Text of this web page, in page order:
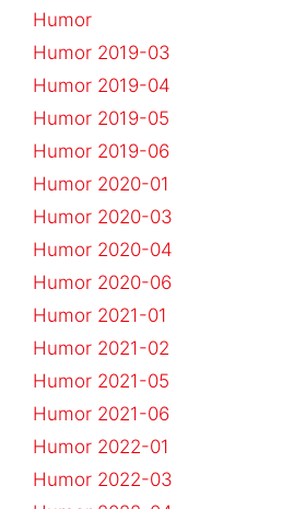
Humor
Humor 2019-03
Humor 2019-04
Humor 2019-05
Humor 2019-06
Humor 2020-01
Humor 2020-03
Humor 2020-04
Humor 2020-06
Humor 2021-01
Humor 2021-02
Humor 2021-05
Humor 2021-06
Humor 2022-01
Humor 2022-03